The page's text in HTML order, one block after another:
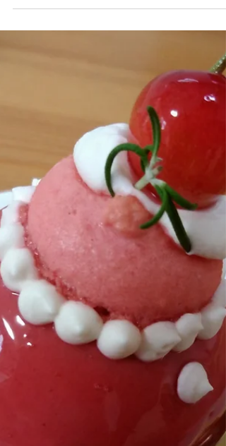
果実の王様 スイカ祭り🍉 を開催いたしま
天気の関係でお出しできないお日にちもあ